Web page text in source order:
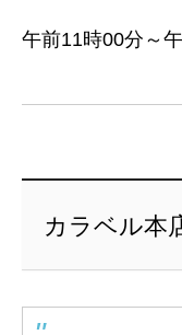
午前11時00分～
カラベル本